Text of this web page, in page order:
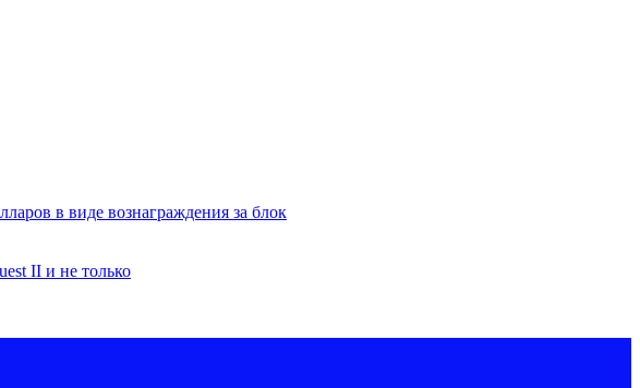
в виде вознаграждения за блок
II и не только